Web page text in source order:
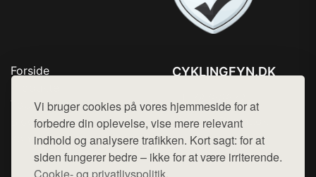
Vi bruger cookies på vores hjemmeside for at
forbedre din oplevelse, vise mere relevant
indhold og analysere trafikken. Kort sagt: for at
siden fungerer bedre – ikke for at være irriterende.
Forside
Top Rabatter
Blog
Kontakt
CYKLINGFYN.DK
Mail: hej@want.dk
Cookie- og privatlivspolitik